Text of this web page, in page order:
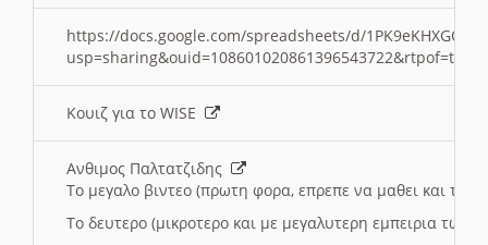
https://docs.google.com/spreadsheets/d/
Κουιζ για το WISE
Ανθιμος Παλτατζιδης
Το μεγαλο βιντεο (πρωτη φορα, επρεπε να μαθει και το
Το δευτερο (μικροτερο και με μεγαλυτερη εμπειρια